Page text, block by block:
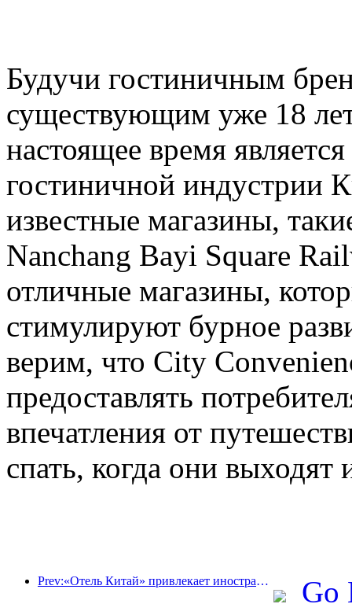
Будучи гостиничным
существующим уже 18
настоящее время
гостиничной индустрии
известные магазины,
Nanchang Bayi Square
отличные магазины,
стимулируют бурное
верим, что City
предоставлять
впечатления от
спать, когда они выходят
Prev:«Отель Китай» привлекает иностранных поклонников, а отель Цзиньцзян часто получает похвалы от иностранных гостей.
Go